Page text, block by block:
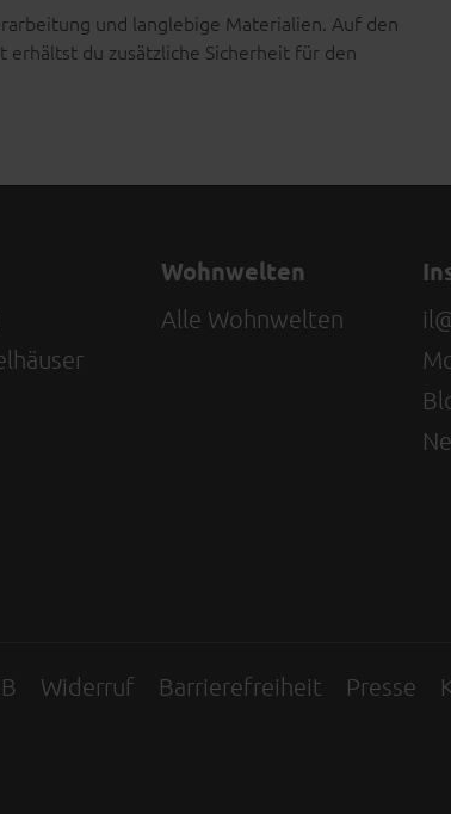
und langlebige Materialien. Auf den
erhältst du zusätzliche Sicherheit für den
Wohnwelten
Alle Wohnwelten
Widerruf Barrierefreiheit Presse